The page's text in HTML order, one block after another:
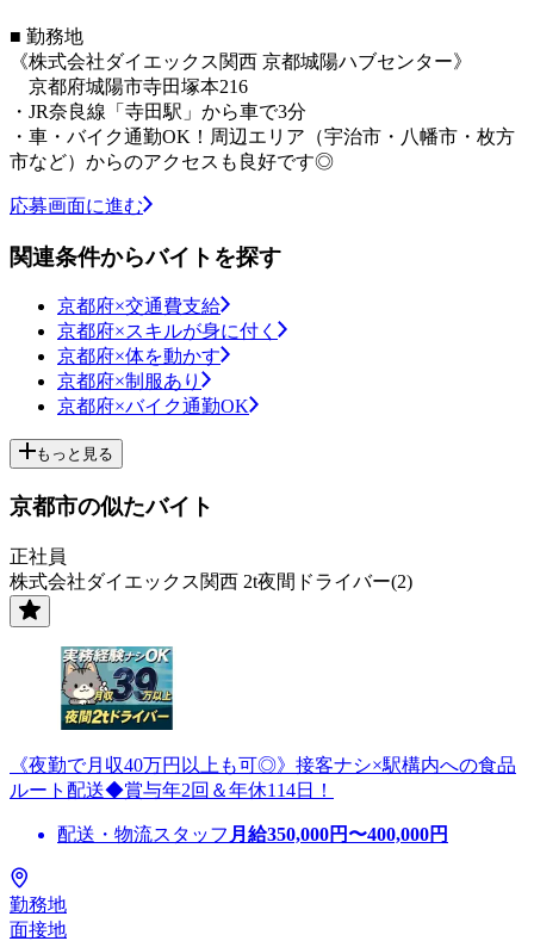
■ 勤務地
《株式会社ダイエックス関西 京都城陽ハブセンター》
京都府城陽市寺田塚本216
・JR奈良線「寺田駅」から車で3分
・車・バイク通勤OK！周辺エリア（宇治市・八幡市・枚方
市など）からのアクセスも良好です◎
応募画面に進む
関連条件からバイトを探す
京都府×交通費支給
京都府×スキルが身に付く
京都府×体を動かす
京都府×制服あり
京都府×バイク通勤OK
もっと見る
京都市の似たバイト
正社員
株式会社ダイエックス関西 2t夜間ドライバー(2)
《夜勤で月収40万円以上も可◎》接客ナシ×駅構内への食品
ルート配送◆賞与年2回＆年休114日！
配送・物流スタッフ 月給350,000円〜400,000円
勤務地
面接地